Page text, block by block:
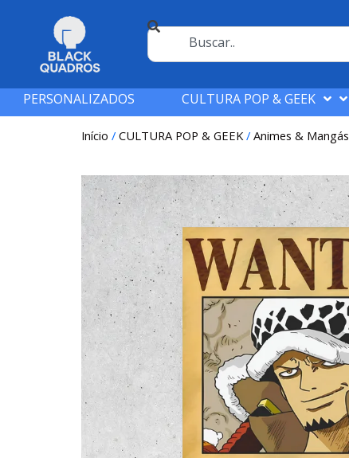
PERSONALIZADOS CULTURA POP & GEEK
Início / CULTURA POP & GEEK/ Animes & Mangás